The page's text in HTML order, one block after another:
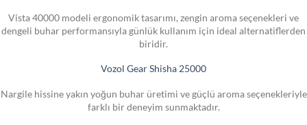
Vista 40000 modeli ergonomik tasarımı, zengin aroma seçenekleri ve
dengeli buhar performansıyla günlük kullanım için ideal alternatiflerden
biridir.
Vozol Gear Shisha 25000
Nargile hissine yakın yoğun buhar üretimi ve güçlü aroma seçenekleriyle
farklı bir deneyim sunmaktadır.